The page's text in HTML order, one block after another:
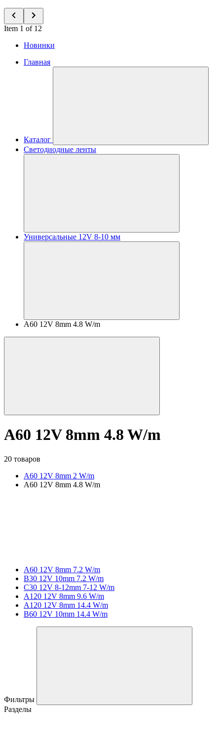
Item 1 of 12
Новинки
Главная
Каталог
Светодиодные ленты
Универсальные 12V 8-10 мм
A60 12V 8mm 4.8 W/m
A60 12V 8mm 4.8 W/m
20 товаров
A60 12V 8mm 2 W/m
A60 12V 8mm 4.8 W/m
A60 12V 8mm 7.2 W/m
B30 12V 10mm 7.2 W/m
C30 12V 8-12mm 7-12 W/m
A120 12V 8mm 9.6 W/m
A120 12V 8mm 14.4 W/m
B60 12V 10mm 14.4 W/m
Фильтры
Разделы